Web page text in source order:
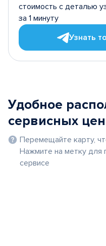
стоимость с деталью
за 1 минуту
Узнать
Удобное
сервисных
Перемещайте карту,
Нажмите на метку для
сервисе